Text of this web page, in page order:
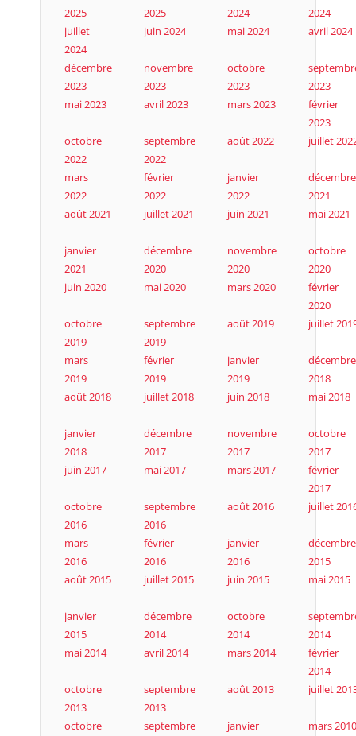
2025
2025
2024
2024
juillet
2024
juin 2024 mai 2024 avril 2024
décembre
2023
novembre
2023
octobre
2023
2023
mai 2023
avril 2023 mars 2023
février
2023
octobre
2022
septembre
2022
août 2022 juillet
mars
2022
février
2022
janvier
2022
décembre
2021
août 2021
juillet 2021 juin 2021 mai 2021
janvier
2021
décembre
2020
novembre
2020
octobre
2020
juin 2020
mai 2020 mars 2020
février
2020
octobre
2019
septembre
2019
août 2019 juillet
mars
2019
février
2019
janvier
2019
décembre
2018
août 2018
juillet 2018 juin 2018 mai 2018
janvier
2018
décembre
2017
novembre
2017
octobre
2017
juin 2017
mai 2017 mars 2017
février
2017
octobre
2016
septembre
2016
août 2016 juillet
mars
2016
février
2016
janvier
2016
décembre
2015
août 2015
juillet 2015 juin 2015 mai 2015
janvier
2015
décembre
2014
octobre
2014
2014
mai 2014
avril 2014 mars 2014
février
2014
octobre
2013
septembre
2013
août 2013 juillet
octobre
septembre
janvier
mars 2010